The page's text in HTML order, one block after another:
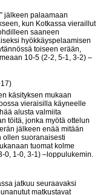
jälkeen palaamaan
kun Kotkassa vieraillut
saaneen
hyökkäyspelaamisen
toiseen erään,
10-5 (2-2, 5-1, 3-2) –
käsityksen mukaan
vieraisilla käyneelle
alusta valmiita
töitä, jonka myötä ottelun
jälkeen enää mitään
ollen suoranaisesti
tuomat kolme
0, 1-0, 3-1) –loppulukemin.
jatkuu seuraavaksi
matkustavat